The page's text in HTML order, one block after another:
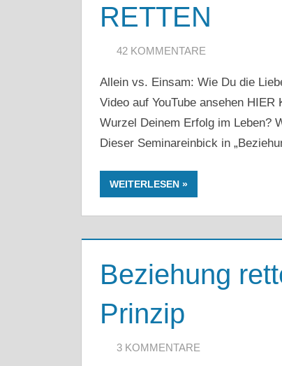
RETTEN
20. APRIL 2020
ARTKOLMAI@GMAIL.COM
42 KOMMENTARE
Allein vs. Einsam: Wie Du die
Video auf YouTube ansehen
Wurzel Deinem Erfolg im Leben?
Dieser Seminareinbick in
WEITERLESEN
Beziehung
Prinzip
1. APRIL 2020
ARTKOLMAI@GMAIL.COM
3 KOMMENTARE